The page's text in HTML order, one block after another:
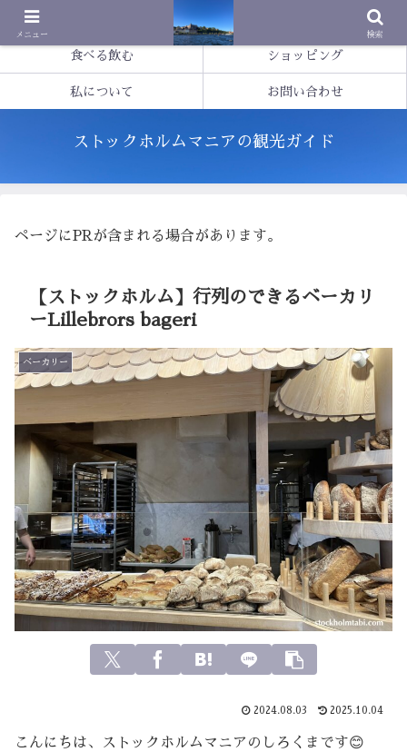
ストックホルムマニアの観光ガイド
食べる飲む ショッピング
私について お問い合わせ
ページにPRが含まれる場合があります。
【ストックホルム】行列のできるベーカリ
ーLillebrors bageri
ベーカリー
2024.08.03 2025.10.04
こんにちは、ストックホルムマニアのしろくまです😊
メニュー 検索